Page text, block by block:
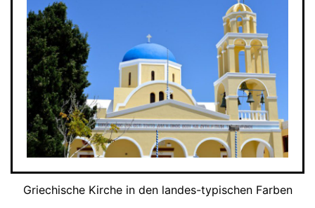
Griechische Kirche in den landes-typischen Farben